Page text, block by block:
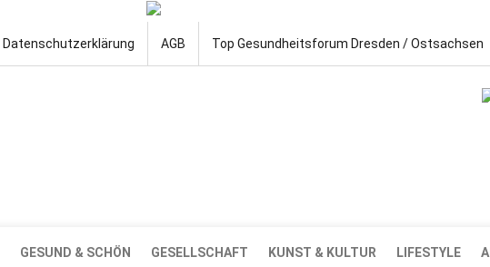
Datenschutzerklärung AGB Top Gesundheitsforum Dresden / Ostsachsen
GESUND & SCHÖN GESELLSCHAFT KUNST & KULTUR LIFESTYLE